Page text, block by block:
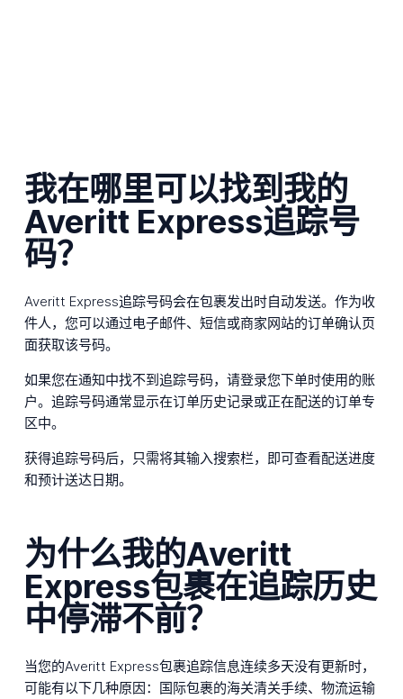
我在哪里可以找到我的
Averitt Express追踪号
码？
Averitt Express追踪号码会在包裹发出时自动发送。作为收
件人，您可以通过电子邮件、短信或商家网站的订单确认页
面获取该号码。
如果您在通知中找不到追踪号码，请登录您下单时使用的账
户。追踪号码通常显示在订单历史记录或正在配送的订单专
区中。
获得追踪号码后，只需将其输入搜索栏，即可查看配送进度
和预计送达日期。
为什么我的Averitt
Express包裹在追踪历史
中停滞不前？
当您的Averitt Express包裹追踪信息连续多天没有更新时，
可能有以下几种原因：国际包裹的海关清关手续、物流运输